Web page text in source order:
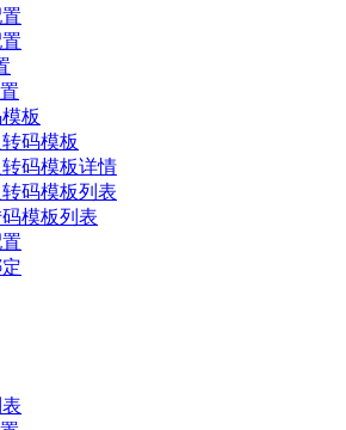
板
码模板
码模板详情
码模板列表
模板列表